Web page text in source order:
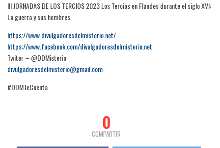
III JORNADAS DE LOS TERCIOS 2023 Los Tercios en Flandes durante el siglo XVI:
La guerra y sus hombres
https://www.divulgadoresdelmisterio.net/
https://www.facebook.com/divulgadoresdelmisterio.net
Twiter – @DDMisterio
divulgadoresdelmisterio@gmail.com
#DDMTeCuenta
0
COMPARTIR